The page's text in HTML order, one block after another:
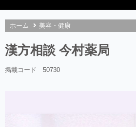
ホーム 美容・健康
漢方相談 今村薬局
掲載コード 50730